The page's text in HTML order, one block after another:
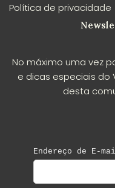
Política de privacidade
No máximo uma vez
e dicas especiais do
desta